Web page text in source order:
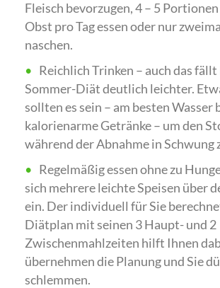
Fleisch bevorzugen, 4 – 5
Obst pro Tag essen oder nur
naschen.
Reichlich Trinken – auch das fällt
Sommer-Diät deutlich leichter.
sollten es sein – am besten Wasser
kalorienarme Getränke – um den
während der Abnahme in Schwung
Regelmäßig essen ohne zu
sich mehrere leichte Speisen über
ein. Der individuell für Sie
Diätplan mit seinen 3 Haupt- und 2
Zwischenmahlzeiten hilft Ihnen
übernehmen die Planung und Sie
schlemmen.